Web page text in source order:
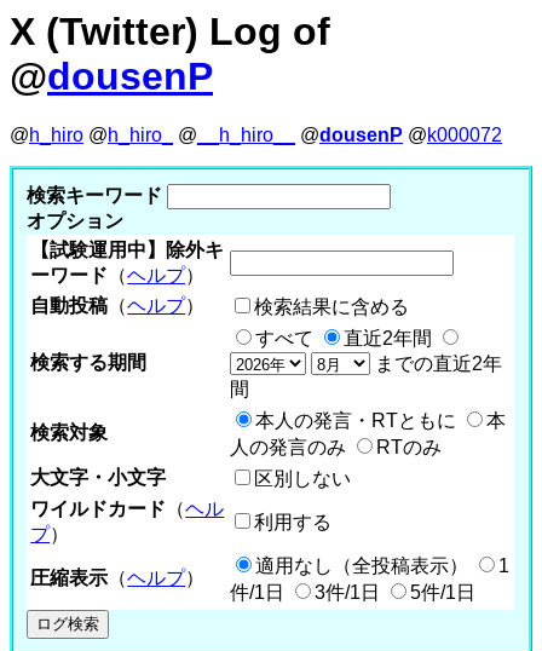
X (Twitter) Log of
@dousenP
@h_hiro @h_hiro_ @ __h_hiro__ @dousenP @k000072
検索キーワード
オプション
【試験運用中】除外キ
ーワード （ヘルプ）
自動投稿 （ヘルプ） 検索結果に含める
検索する期間
すべて
直近2年間
までの直近2年
間
検索対象
本人の発言・RTともに
本
人の発言のみ
RTのみ
大文字・小文字
区別しない
ワイルドカード （ヘル
プ）
利用する
圧縮表示 （ヘルプ）
適用なし（全投稿表示）
1
件/1日
3件/1日 5件/1日